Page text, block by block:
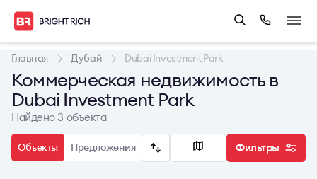
Главная Дубай Dubai Investment Park
Коммерческая недвижимость в
Dubai Investment Park
Найдено 3 объекта
Объекты Предложения Фильтры